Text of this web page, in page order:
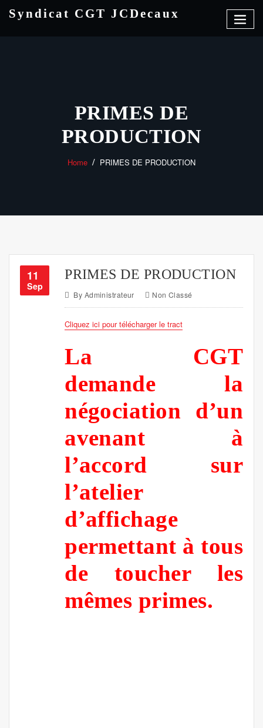
Syndicat CGT JCDecaux
PRIMES DE
PRODUCTION
Home PRIMES DE PRODUCTION
11
Sep
PRIMES DE PRODUCTION
By Administrateur Non Classé
Cliquez ici pour télécharger le tract
La CGT
demande la
négociation d’un
avenant à
l’accord sur
l’atelier
d’affichage
permettant à tous
de toucher les
mêmes primes.